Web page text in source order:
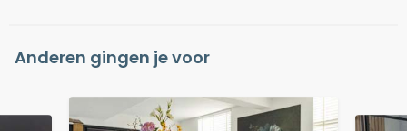
Anderen gingen je voor